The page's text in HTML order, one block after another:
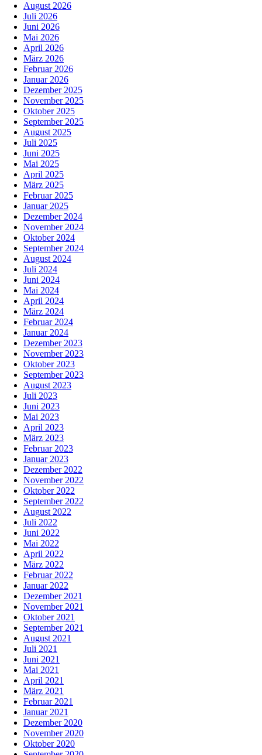
August 2026
Juli 2026
Juni 2026
Mai 2026
April 2026
März 2026
Februar 2026
Januar 2026
Dezember 2025
November 2025
Oktober 2025
September 2025
August 2025
Juli 2025
Juni 2025
Mai 2025
April 2025
März 2025
Februar 2025
Januar 2025
Dezember 2024
November 2024
Oktober 2024
September 2024
August 2024
Juli 2024
Juni 2024
Mai 2024
April 2024
März 2024
Februar 2024
Januar 2024
Dezember 2023
November 2023
Oktober 2023
September 2023
August 2023
Juli 2023
Juni 2023
Mai 2023
April 2023
März 2023
Februar 2023
Januar 2023
Dezember 2022
November 2022
Oktober 2022
September 2022
August 2022
Juli 2022
Juni 2022
Mai 2022
April 2022
März 2022
Februar 2022
Januar 2022
Dezember 2021
November 2021
Oktober 2021
September 2021
August 2021
Juli 2021
Juni 2021
Mai 2021
April 2021
März 2021
Februar 2021
Januar 2021
Dezember 2020
November 2020
Oktober 2020